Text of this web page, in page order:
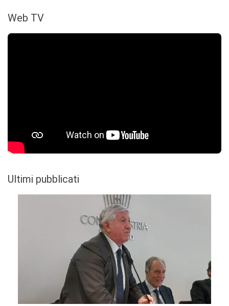
Web TV
Ultimi pubblicati